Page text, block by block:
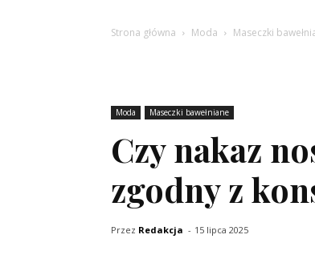
Strona główna Moda Maseczki
Moda Maseczki bawełniane
Czy nakaz
zgodny z
Przez Redakcja - 15 lipca 2025